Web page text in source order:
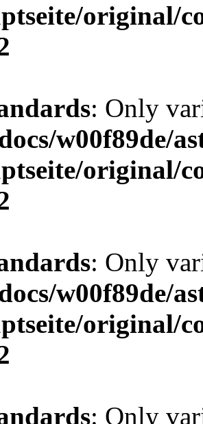
original/
: Only
w00f89de/
original/
: Only
w00f89de/
original/
: Only